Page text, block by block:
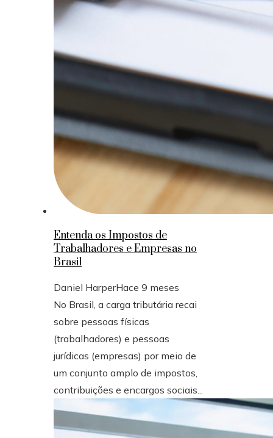
Entenda os Impostos de
Trabalhadores e Empresas no
Brasil
Daniel HarperHace 9 meses
No Brasil, a carga tributária recai
sobre pessoas físicas
(trabalhadores) e pessoas
jurídicas (empresas) por meio de
um conjunto amplo de impostos,
contribuições e encargos sociais...